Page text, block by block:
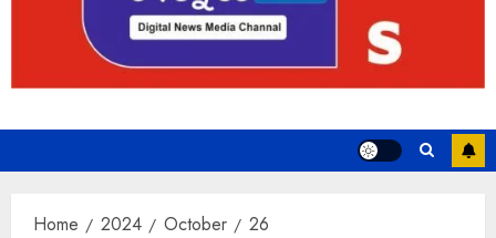
Home 2024 October 26